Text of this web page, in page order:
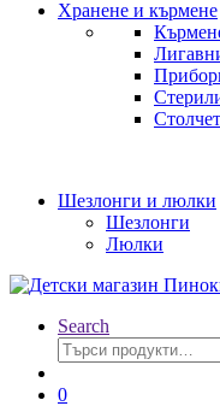
Хранене и кърмене
Шезлонги и люлки
Шезлонги
Люлки
Search
Търсене
за:
0